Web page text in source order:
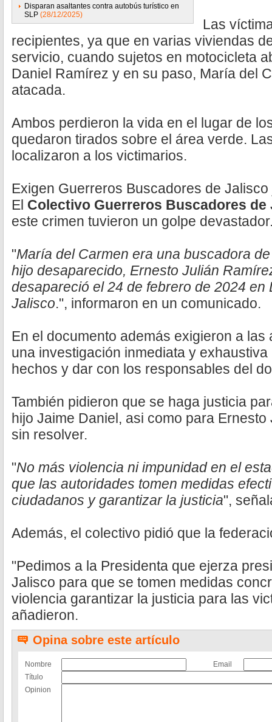
Disparan asaltantes contra autobús turístico en
SLP (28/12/2025)
Las
recipientes, ya que en varias viviendas
servicio, cuando sujetos en motocicleta
Daniel Ramírez y en su paso, María del
atacada.
Ambos perdieron la vida en el lugar de
quedaron tirados sobre el área verde.
localizaron a los victimarios.
Exigen Guerreros Buscadores de
El Colectivo Guerreros Buscadores de
este crimen tuvieron un golpe
"María del Carmen era una buscadora
hijo desaparecido, Ernesto Julián
desapareció el 24 de febrero de 2024 en
Jalisco.", informaron en un comunicado.
En el documento además exigieron a
una investigación inmediata y
hechos y dar con los responsables del
También pidieron que se haga justicia
hijo Jaime Daniel, asi como para
sin resolver.
"No más violencia ni impunidad en el
que las autoridades tomen medidas
ciudadanos y garantizar la justicia",
Además, el colectivo pidió que la
"Pedimos a la Presidenta que ejerza
Jalisco para que se tomen medidas
violencia garantizar la justicia para las
añadieron.
Opina sobre este artículo
Nombre
Email
Título
Opinion